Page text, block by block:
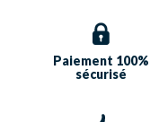
Paiement 100%
sécurisé